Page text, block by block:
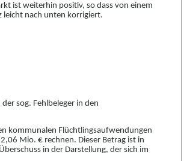
ist weiterhin positiv, so dass von einem
leicht nach unten korrigiert.
sog. Fehlbeleger in den
kommunalen Flüchtlingsaufwendungen
Mio. € rechnen. Dieser Betrag ist in
in der Darstellung, der sich im